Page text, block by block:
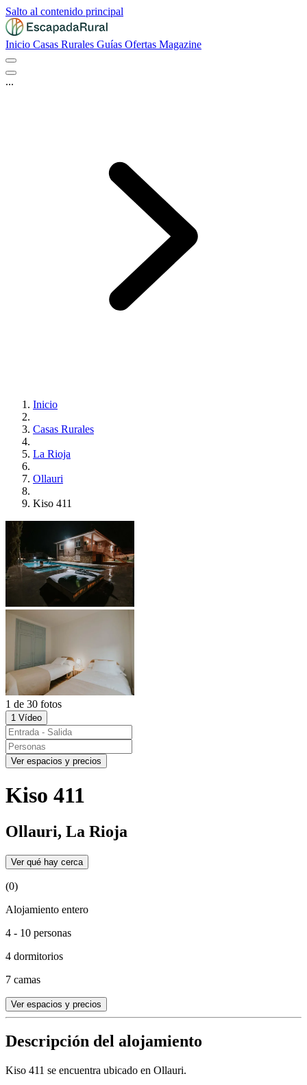
Salto al contenido principal
Inicio Casas Rurales Guías Ofertas Magazine
...
Inicio
Casas Rurales
La Rioja
Ollauri
Kiso 411
1 de 30 fotos
1 Vídeo
Ver espacios y precios
Kiso 411
Ollauri, La Rioja
Ver qué hay cerca
(0)
Alojamiento entero
4 - 10 personas
4 dormitorios
7 camas
Ver espacios y precios
Descripción del alojamiento
Kiso 411 se encuentra ubicado en Ollauri.